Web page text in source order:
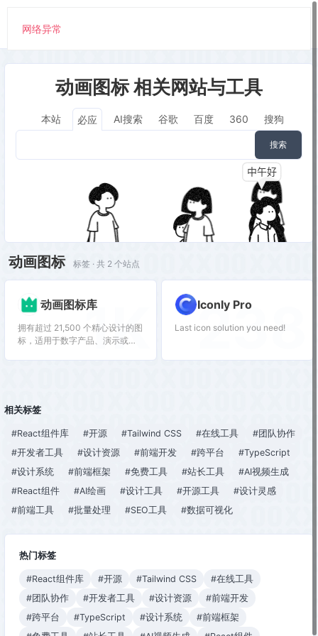
动画图标 相关网站与工具
本站 必应 AI搜索 谷歌 百度 360 搜狗
搜索
动画图标 标签 · 共 2 个站点
动画图标库
拥有超过 21,500 个精心设计的图
标，适用于数字产品、演示或视
1K Iconly Pro
Last icon solution you need!
238
相关标签
#React组件库 #开源 #Tailwind CSS #在线工具
#团队协作
#开发者工具
#设计资源 #前端开发 #跨平台
#TypeScript
#设计系统
#前端框架 #免费工具 #站长工具
#AI视频生成
#React组件
#AI绘画 #设计工具 #开源工具
#设计灵感
#前端工具
#批量处理 #SEO工具 #数据可视化
热门标签
#React组件库 #开源 #Tailwind CSS
#在线工具
#团队协作
#开发者工具 #设计资源
#前端开发
#跨平台
#TypeScript #设计系统
#前端框架
网络异常